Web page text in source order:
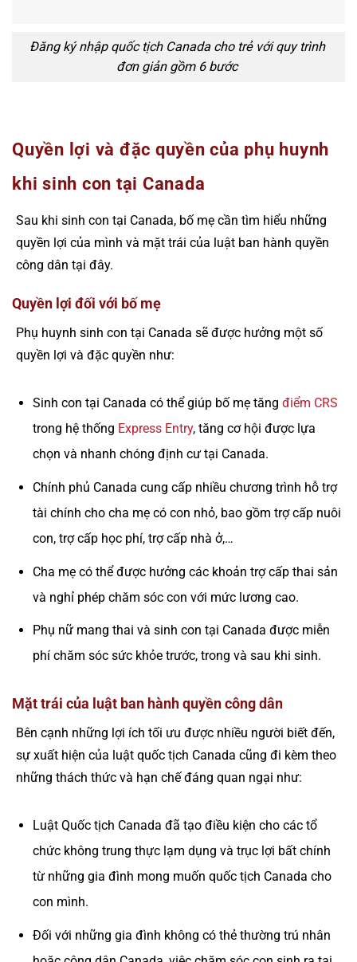
Đăng ký nhập quốc tịch Canada cho trẻ với quy trình
đơn giản gồm 6 bước
Quyền lợi và đặc quyền của phụ huynh
khi sinh con tại Canada
Sau khi sinh con tại Canada, bố mẹ cần tìm hiểu những
quyền lợi của mình và mặt trái của luật ban hành quyền
công dân tại đây.
Quyền lợi đối với bố mẹ
Phụ huynh sinh con tại Canada sẽ được hưởng một số
quyền lợi và đặc quyền như:
Sinh con tại Canada có thể giúp bố mẹ tăng điểm CRS
trong hệ thống Express Entry, tăng cơ hội được lựa
chọn và nhanh chóng định cư tại Canada.
Chính phủ Canada cung cấp nhiều chương trình hỗ trợ
tài chính cho cha mẹ có con nhỏ, bao gồm trợ cấp nuôi
con, trợ cấp học phí, trợ cấp nhà ở,…
Cha mẹ có thể được hưởng các khoản trợ cấp thai sản
và nghỉ phép chăm sóc con với mức lương cao.
Phụ nữ mang thai và sinh con tại Canada được miễn
phí chăm sóc sức khỏe trước, trong và sau khi sinh.
Mặt trái của luật ban hành quyền công dân
Bên cạnh những lợi ích tối ưu được nhiều người biết đến,
sự xuất hiện của luật quốc tịch Canada cũng đi kèm theo
những thách thức và hạn chế đáng quan ngại như:
Luật Quốc tịch Canada đã tạo điều kiện cho các tổ
chức không trung thực lạm dụng và trục lợi bất chính
từ những gia đình mong muốn quốc tịch Canada cho
con mình.
Đối với những gia đình không có thẻ thường trú nhân